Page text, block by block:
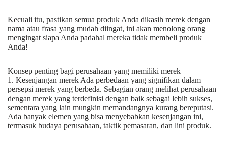
Kecuali itu, pastikan semua produk Anda dikasih merek dengan
nama atau frasa yang mudah diingat, ini akan menolong orang
mengingat siapa Anda padahal mereka tidak membeli produk
Anda!
Konsep penting bagi perusahaan yang memiliki merek
1. Kesenjangan merek Ada perbedaan yang signifikan dalam
persepsi merek yang berbeda. Sebagian orang melihat perusahaan
dengan merek yang terdefinisi dengan baik sebagai lebih sukses,
sementara yang lain mungkin memandangnya kurang bereputasi.
Ada banyak elemen yang bisa menyebabkan kesenjangan ini,
termasuk budaya perusahaan, taktik pemasaran, dan lini produk.